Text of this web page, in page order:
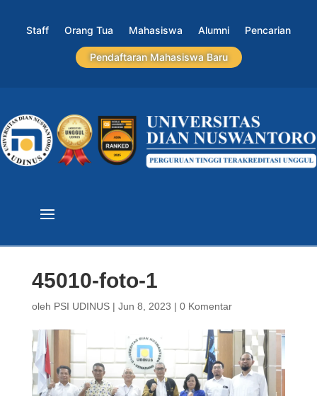
Staff Orang Tua Mahasiswa Alumni Pencarian
Pendaftaran Mahasiswa Baru
45010-foto-1
oleh PSI UDINUS| Jun 8, 2023 | 0 Komentar